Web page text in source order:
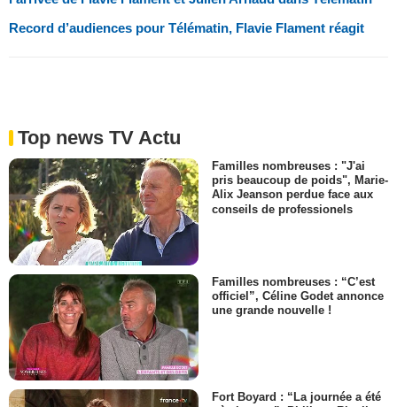
Record d’audiences pour Télématin, Flavie Flament réagit
Top news TV Actu
Familles nombreuses : "J'ai
pris beaucoup de poids", Marie-
Alix Jeanson perdue face aux
conseils de professionels
Familles nombreuses : “C’est
officiel”, Céline Godet annonce
une grande nouvelle !
Fort Boyard : “La journée a été